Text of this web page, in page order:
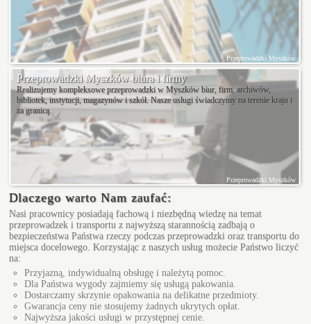
Przeprowadzki Myszków
Przeprowadzki Myszków biura i firmy
Realizujemy kompleksowe przeprowadzki w Myszków biur, firm, archiwów,
bibliotek, instytucji, magazynów i szkół. Nasze usługi świadczymy na terenie kraju i
za granicą.
Przeprowadzki Myszków
Dlaczego warto Nam zaufać:
Nasi pracownicy posiadają fachową i niezbędną wiedzę na temat
przeprowadzek i transportu z najwyższą starannością zadbają o
bezpieczeństwa Państwa rzeczy podczas przeprowadzki oraz transportu do
miejsca docelowego. Korzystając z naszych usług możecie Państwo liczyć
na:
Przyjazną, indywidualną obsługę i należytą pomoc.
Dla Państwa wygody zajmiemy się usługą pakowania.
Dostarczamy skrzynie opakowania na delikatne przedmioty.
Gwarancja ceny nie stosujemy żadnych ukrytych opłat.
Najwyższa jakości usługi w przystępnej cenie.